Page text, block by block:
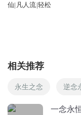
个小说都能计较
完蛋！上班戴耳
回复 2019-02-19
子戮 回复 @简
仙|凡人流|轻松
相关推荐
永生之念 逆念
一念永